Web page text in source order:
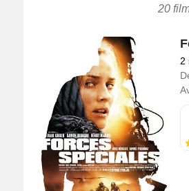
20
2